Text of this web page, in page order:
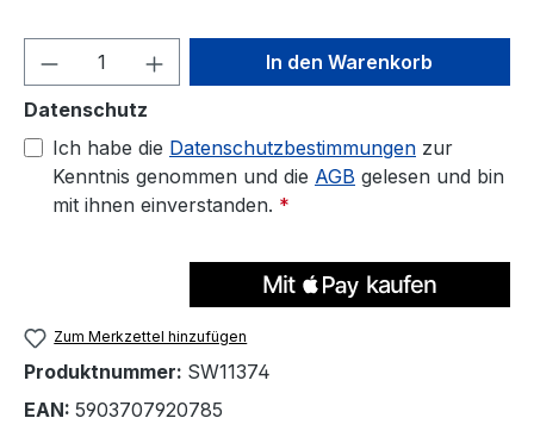
Produkt Anzahl: Gib denIn den Warenkorb
Datenschutz
Ich habe die Datenschutzbestimmungen zur
Kenntnis genommen und die AGB gelesen und bin
mit ihnen einverstanden. *
Zum Merkzettel hinzufügen
Produktnummer: SW11374
EAN: 5903707920785